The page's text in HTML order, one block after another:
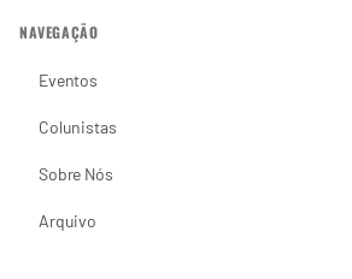
NAVEGAÇÃO
Eventos
Colunistas
Sobre Nós
Arquivo